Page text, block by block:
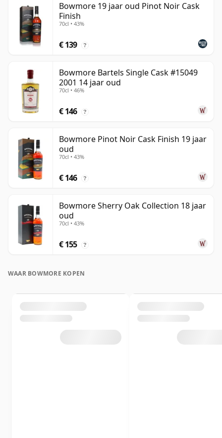
Bowmore 19 jaar oud Pinot Noir Cask
Finish
70cl • 43%
€ 139 ?
Bowmore Bartels Single Cask #15049
2001 14 jaar oud
70cl • 46%
€ 146 ?
Bowmore Pinot Noir Cask Finish 19 jaar
oud
70cl • 43%
€ 146 ?
Bowmore Sherry Oak Collection 18 jaar
oud
70cl • 43%
€ 155 ?
WAAR BOWMORE KOPEN